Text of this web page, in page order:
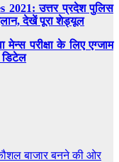
2021: उत्तर प्रदेश पुलिस
देखें पूरा शेड्यूल
परीक्षा के लिए एग्जाम
डिटेल
बाजार बनने की ओर